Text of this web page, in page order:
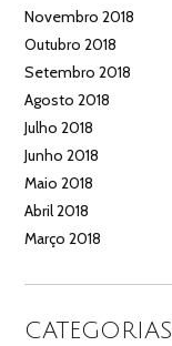
Novembro 2018
Outubro 2018
Setembro 2018
Agosto 2018
Julho 2018
Junho 2018
Maio 2018
Abril 2018
Março 2018
CATEGORIAS